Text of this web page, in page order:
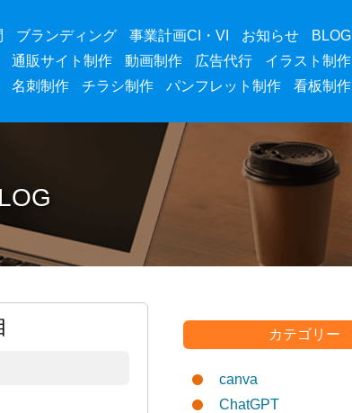
ブランディング 事業計画CI・VI お知らせ
BLOG
通販サイト制作 動画制作 広告代行
イラスト制作
名刺制作 チラシ制作 パンフレット制作 看板制作
カテゴリー
canva
ChatGPT